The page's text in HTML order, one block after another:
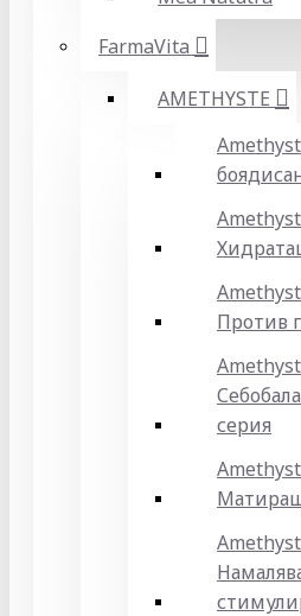
FarmaVita
AMETHYSTE
Против
серия